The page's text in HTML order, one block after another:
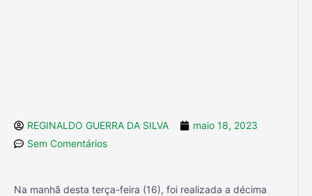
REGINALDO GUERRA DA SILVA
maio 18, 2023
Sem Comentários
Na manhã desta terça-feira (16), foi realizada a décima